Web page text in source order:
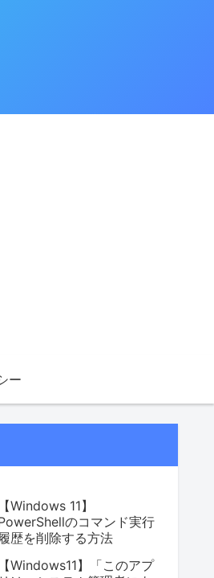
ー
【Windows 11】
のコマンド実行
履歴を削除する方法
【Windows11】「このアプ